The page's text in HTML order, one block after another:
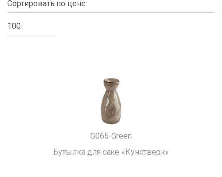
G065-Green
Бутылка для саке «Кунстверк»